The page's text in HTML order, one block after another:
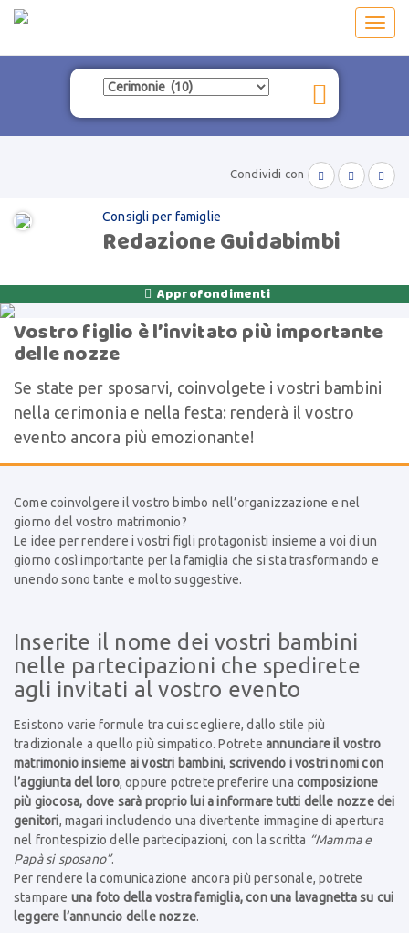
Condividi con   
Consigli per famiglie
Redazione Guidabimbi
 Approfondimenti
Vostro figlio è l’invitato più importante
delle nozze
Se state per sposarvi, coinvolgete i vostri bambini
nella cerimonia e nella festa: renderà il vostro
evento ancora più emozionante!
Come coinvolgere il vostro bimbo nell’organizzazione e nel
giorno del vostro matrimonio?
Le idee per rendere i vostri figli protagonisti insieme a voi di un
giorno così importante per la famiglia che si sta trasformando e
unendo sono tante e molto suggestive.
Inserite il nome dei vostri bambini
nelle partecipazioni che spedirete
agli invitati al vostro evento
Esistono varie formule tra cui scegliere, dallo stile più
tradizionale a quello più simpatico. Potrete annunciare il vostro
matrimonio insieme ai vostri bambini, scrivendo i vostri nomi con
l’aggiunta del loro, oppure potrete preferire una composizione
più giocosa, dove sarà proprio lui a informare tutti delle nozze dei
genitori, magari includendo una divertente immagine di apertura
nel frontespizio delle partecipazioni, con la scritta “Mamma e
Papà si sposano”.
Per rendere la comunicazione ancora più personale, potrete
stampare una foto della vostra famiglia, con una lavagnetta su cui
leggere l’annuncio delle nozze.